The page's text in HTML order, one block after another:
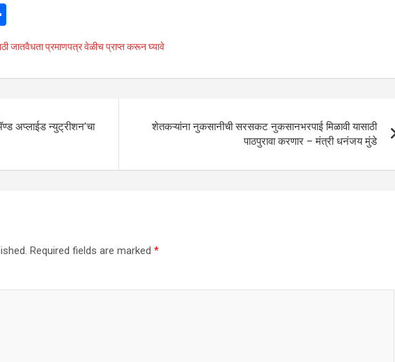
h
ar
e
जातवैधता प्रमाणपत्र वेळीच प्राप्त करून घ्यावे
अप्लाईड न्युट्रीशन’चा
शेतकऱ्यांना नुकसानीची सरसकट नुकसानभरपाई मिळावी यासाठी
पाठपुरावा करणार – मंत्री धनंजय मुंडे
Required fields are marked *